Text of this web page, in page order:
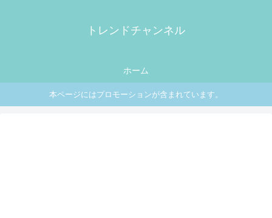
トレンドチャンネル
ホーム
本ページにはプロモーションが含まれています。